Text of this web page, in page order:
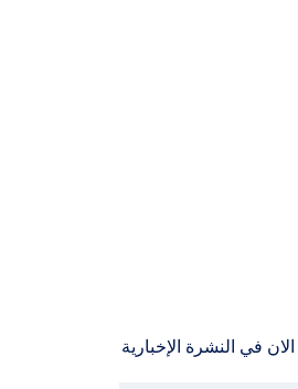
في النشرة الإخبارية !📩